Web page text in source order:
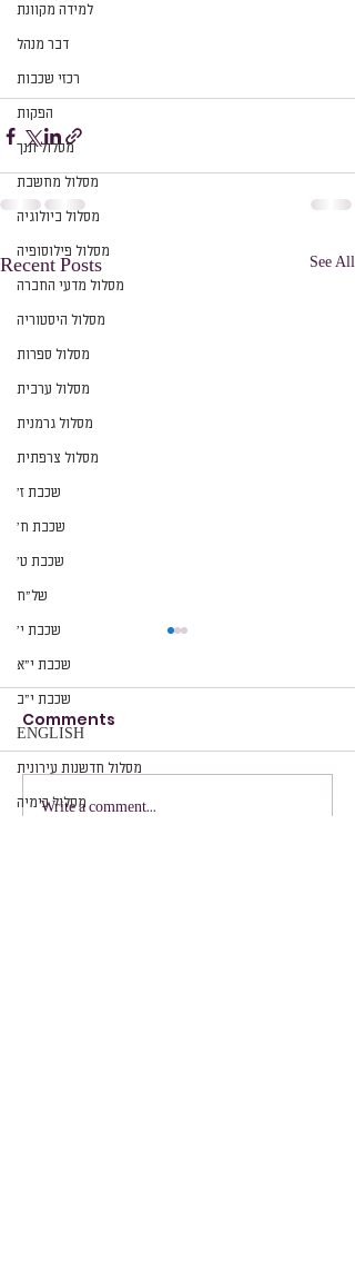
למידה מקוונת
דבר מנהל
רכזי שכבות
הפקות
מסלול תנך
מסלול מחשבת
מסלול ביולוגיה
מסלול פילוסופיה
מסלול מדעי החברה
מסלול היסטוריה
מסלול ספרות
מסלול ערבית
מסלול גרמנית
מסלול צרפתית
שכבת ז׳
שכבת ח׳
שכבת ט׳
של״ח
שכבת י׳
שכבת י״א
שכבת י״ב
ENGLISH
מסלול חדשנות עירונית
מסלול כימיה
Recent Posts See All
הזמנה
Comments
Write a comment...